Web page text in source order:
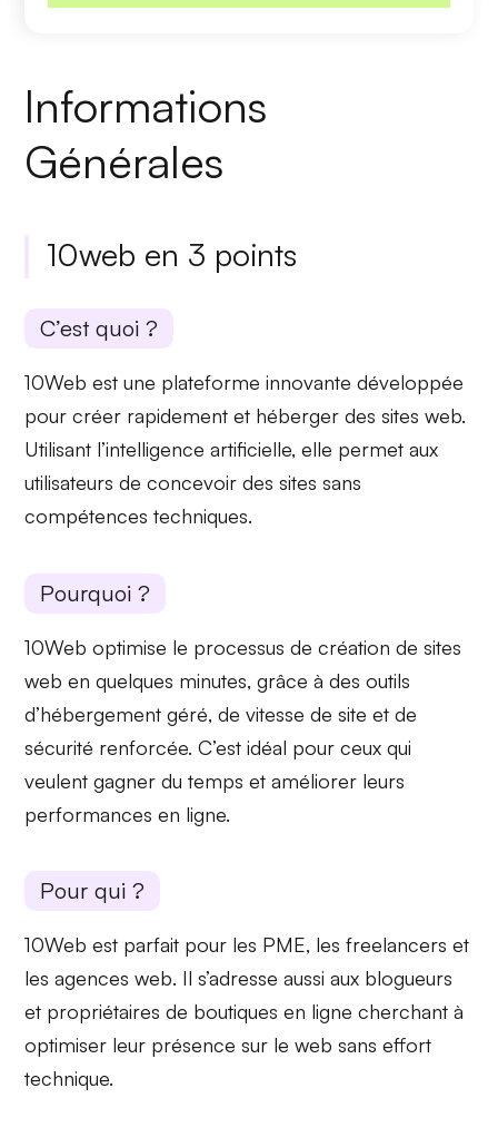
Informations
Générales
10web en 3 points
C’est quoi ?
10Web est une plateforme innovante développée
pourcréer rapidement et héberger des sites web.
Utilisant l’intelligence artificielle, elle permet aux
utilisateurs de concevoir des sites sans
compétences techniques.
Pourquoi ?
10Weboptimise le processus de création de sites
web en quelques minutes, grâce à des outils
d’hébergement géré, devitesse de site et de
sécurité renforcée. C’est idéal pour ceux qui
veulentgagner du temps et améliorer leurs
performances en ligne.
Pour qui ?
10Web est parfait pour les PME, lesfreelancers et
lesagences web. Il s’adresse aussi aux blogueurs
et propriétaires de boutiques en ligne cherchant à
optimiser leur présence sur le web sans effort
technique.